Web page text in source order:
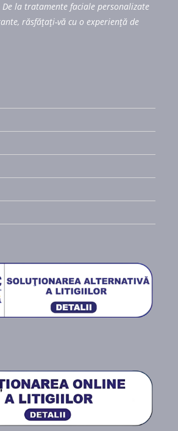
la tratamente faciale personalizate
răsfățați-vă cu o experiență de